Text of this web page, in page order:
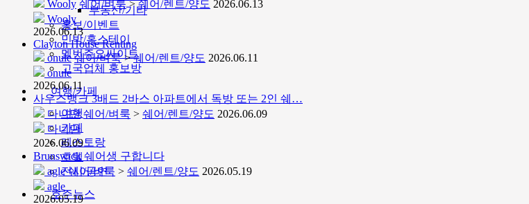
부동산/기타
홍보/이벤트
민박/홈스테이
멜번주요싸이트
고국업체 홍보방
여행/카페
여행
카페
레스토랑
호텔
전시/공연
호주뉴스
Wooly 쉐어/벼룩>쉐어/렌트/양도 2026.06.13
Wooly
2026.06.13
Clayton House Renting
onule 쉐어/벼룩>쉐어/렌트/양도 2026.06.11
onule
2026.06.11
사우스뱅크 3배드 2바스 아파트에서 독방 또는 2인 쉐…
다니단 쉐어/벼룩 > 쉐어/렌트/양도 2026.06.09
다니단
2026.06.09
Brunswick 쉐어생 구합니다
agle 쉐어/벼룩 > 쉐어/렌트/양도 2026.05.19
agle
2026.05.19